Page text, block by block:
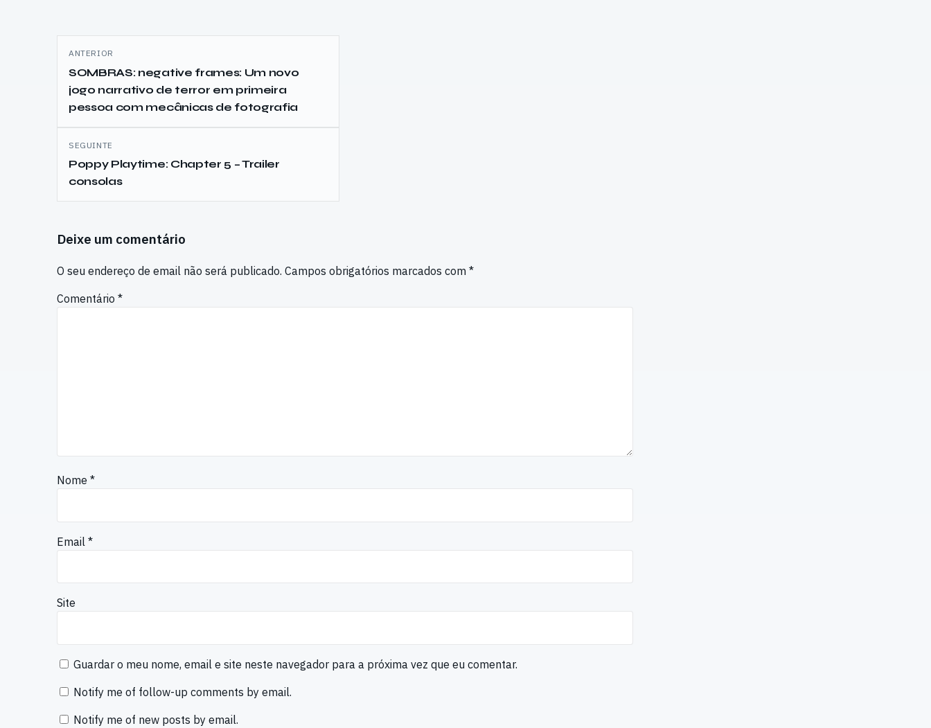
Navegação
de
artigos
ANTERIOR
SOMBRAS: negative frames: Um novo
jogo narrativo de terror em primeira
pessoa com mecânicas de fotografia
SEGUINTE
Poppy Playtime: Chapter 5 – Trailer
consolas
Deixe um comentário
O seu endereço de email não será publicado. Campos obrigatórios marcados com *
Comentário *
Nome *
Email *
Site
Guardar o meu nome, email e site neste navegador para a próxima vez que eu comentar.
Notify me of follow-up comments by email.
Notify me of new posts by email.